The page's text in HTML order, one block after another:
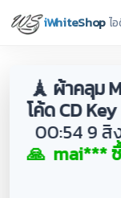
iWhiteShop ไ
🗼 ผ้าคลุม
โค้ด CD Key
00:54 9 สิง
🙏 mai*** ซื้